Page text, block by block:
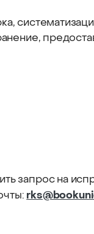
запрос на